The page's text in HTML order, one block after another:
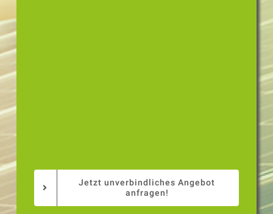
Jetzt unverbindliches Angebot
anfragen!